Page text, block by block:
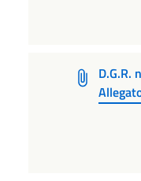
D.G.R.